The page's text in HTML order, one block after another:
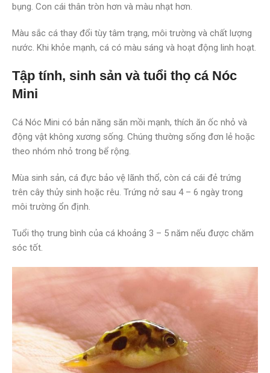
bụng. Con cái thân tròn hơn và màu nhạt hơn.
Màu sắc cá thay đổi tùy tâm trạng, môi trường và chất lượng
nước. Khi khỏe mạnh, cá có màu sáng và hoạt động linh hoạt.
Tập tính, sinh sản và tuổi thọ cá Nóc
Mini
Cá Nóc Mini có bản năng săn mồi mạnh, thích ăn ốc nhỏ và
động vật không xương sống. Chúng thường sống đơn lẻ hoặc
theo nhóm nhỏ trong bể rộng.
Mùa sinh sản, cá đực bảo vệ lãnh thổ, còn cá cái đẻ trứng
trên cây thủy sinh hoặc rêu. Trứng nở sau 4 – 6 ngày trong
môi trường ổn định.
Tuổi thọ trung bình của cá khoảng 3 – 5 năm nếu được chăm
sóc tốt.